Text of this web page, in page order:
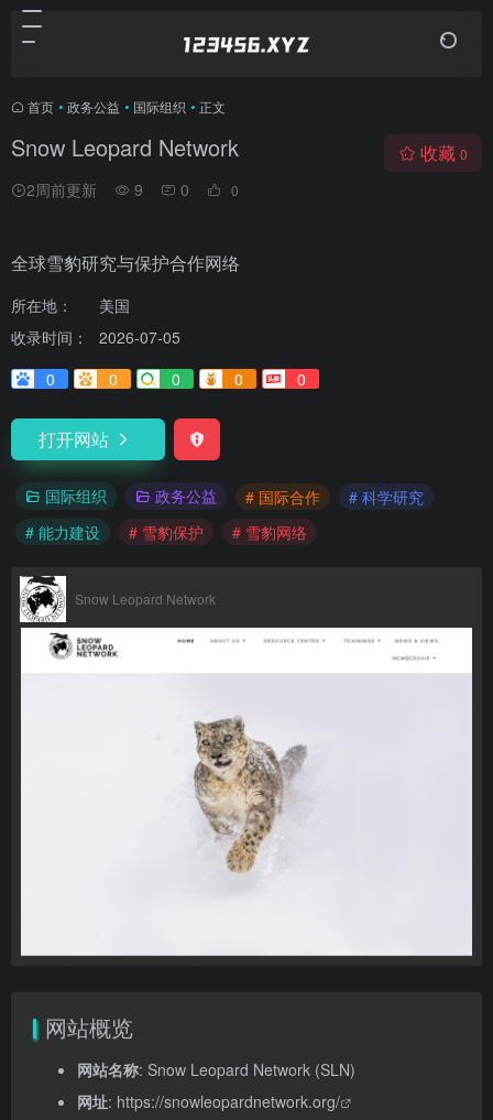
首页 • 政务公益 • 国际组织 • 正文
Snow Leopard Network
2周前更新 9 0 0
收藏 0
全球雪豹研究与保护合作网络
所在地：
美国
收录时间：
2026-07-05
0
0 0 0 0
打开网站
国际组织 政务公益 # 国际合作
# 科学研究
# 能力建设
# 雪豹保护 # 雪豹网络
Snow Leopard Network
网站概览
网站名称: Snow Leopard Network (SLN)
网址: https://snowleopardnetwork.org/